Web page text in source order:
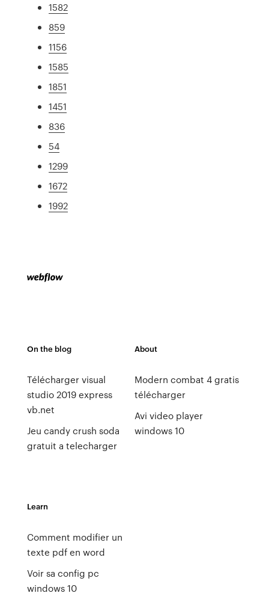
1582
859
1156
1585
1851
1451
836
54
1299
1672
1992
On the blog
Télécharger visual
studio 2019 express
vb.net
Jeu candy crush soda
gratuit a telecharger
About
Modern combat 4 gratis
télécharger
Avi video player
windows 10
Learn
Comment modifier un
texte pdf en word
Voir sa config pc
windows 10